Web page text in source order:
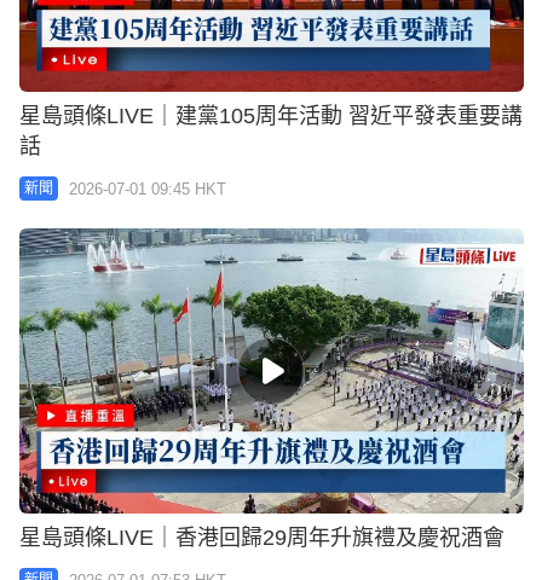
星島頭條LIVE｜建黨105周年活動 習近平發表重要講
話
新聞 2026-07-01 09:45 HKT
星島頭條LIVE｜香港回歸29周年升旗禮及慶祝酒會